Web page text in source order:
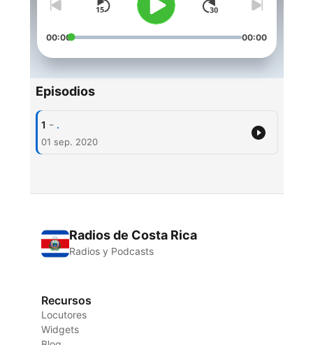
00:00 00:00
Episodios
1 - .
01 sep. 2020
Radios de Costa Rica
Radios y Podcasts
Recursos
Locutores
Widgets